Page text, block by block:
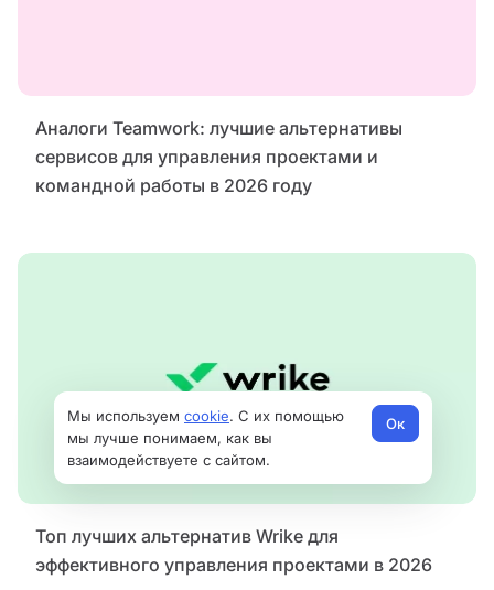
Мы используем cookie. С их помощью
мы лучше понимаем, как вы
взаимодействуете с сайтом.
Ок
Аналоги Teamwork: лучшие альтернативы
сервисов для управления проектами и
командной работы в 2026 году
Топ лучших альтернатив Wrike для
эффективного управления проектами в 2026